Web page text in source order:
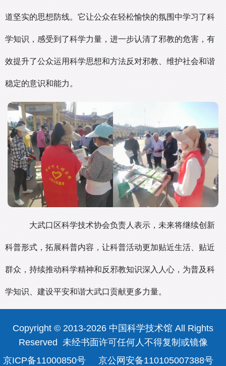
道坚实的思想防线。它让公众在轻松愉快的氛围中学习了科
学知识，感受到了科学力量，进一步认清了邪教的危害，有
效提升了公众运用科学思想和方法反对邪教、维护社会和谐
稳定的意识和能力。
大武口区科学技术协会负责人表示，未来将继续创新
科普形式，拓展科普内容，让科普活动更加贴近生活、贴近
群众，持续推动科学精神和反邪教知识深入人心，为普及科
学知识、建设平安和谐大武口贡献更多力量。
Copyright © 2013-2026 中国科学技术馆 All Rights
Reserved 未经书面许可任何人不得复制或镜像
京ICP备11000850号京公网安备110105007388号